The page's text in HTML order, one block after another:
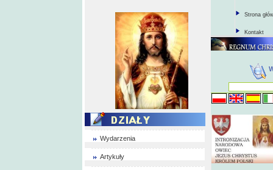
Wydarzenia
Artykuły
Strona
Kontakt